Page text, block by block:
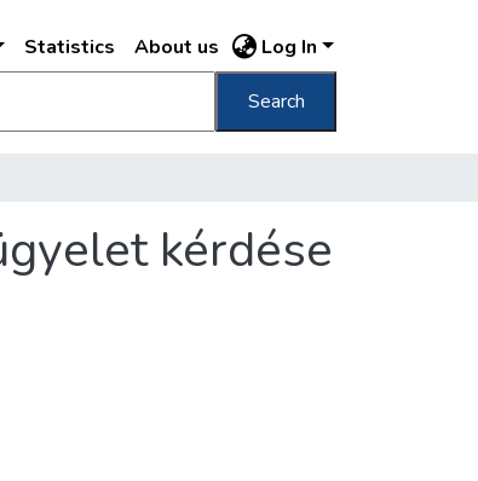
Statistics About us Log In
Search
kérdése